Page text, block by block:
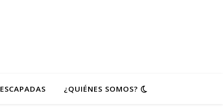
¿QUIÉNES SOMOS?